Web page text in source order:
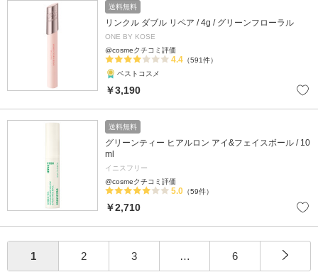
送料無料
リンクル ダブル リペア / 4g / グリーンフローラル
ONE BY KOSE
@cosmeクチコミ評価
4.4 （591件）
ベストコスメ
￥3,190
送料無料
グリーンティー ヒアルロン アイ&フェイスボール / 10
ml
イニスフリー
@cosmeクチコミ評価
5.0 （59件）
￥2,710
1 2 3 … 6